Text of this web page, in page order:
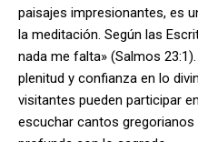
paisajes impresionantes, es
la meditación. Según las
nada me falta» (Salmos
plenitud y confianza en lo
visitantes pueden participar
escuchar cantos